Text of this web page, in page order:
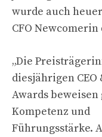
wurde auch
CFO
„Die
diesjährigen CEO
Awards
Kompetenz und
Führungsstärke.